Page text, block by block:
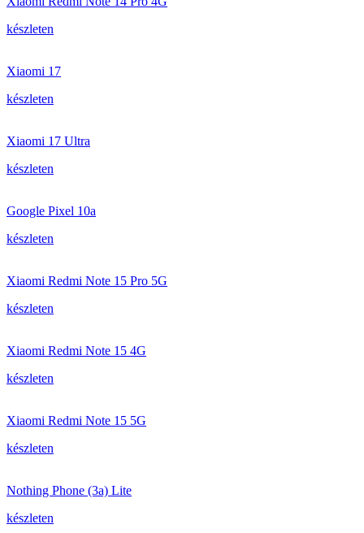
készleten
Xiaomi 17
készleten
Xiaomi 17 Ultra
készleten
Google Pixel 10a
készleten
Xiaomi Redmi Note 15 Pro 5G
készleten
Xiaomi Redmi Note 15 4G
készleten
Xiaomi Redmi Note 15 5G
készleten
Nothing Phone (3a) Lite
készleten